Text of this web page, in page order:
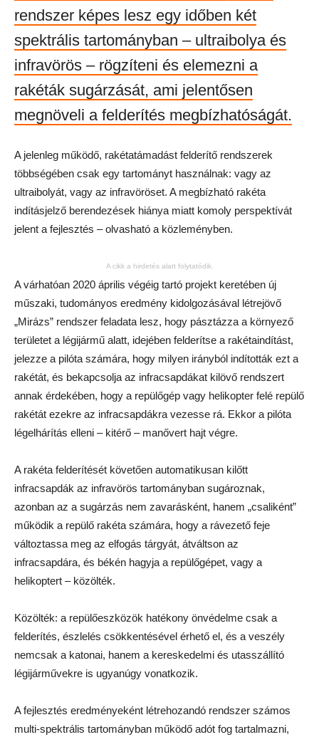
rendszer képes lesz egy időben két
spektrális tartományban – ultraibolya és
infravörös – rögzíteni és elemezni a
rakéták sugárzását, ami jelentősen
megnöveli a felderítés megbízhatóságát.
A jelenleg működő, rakétatámadást felderítő rendszerek
többségében csak egy tartományt használnak: vagy az
ultraibolyát, vagy az infravöröset. A megbízható rakéta
indításjelző berendezések hiánya miatt komoly perspektívát
jelent a fejlesztés – olvasható a közleményben.
A cikk a hirdetés alatt folytatódik.
A várhatóan 2020 április végéig tartó projekt keretében új
műszaki, tudományos eredmény kidolgozásával létrejövő
„Mirázs” rendszer feladata lesz, hogy pásztázza a környező
területet a légijármű alatt, idejében felderítse a rakétaindítást,
jelezze a pilóta számára, hogy milyen irányból indították ezt a
rakétát, és bekapcsolja az infracsapdákat kilövő rendszert
annak érdekében, hogy a repülőgép vagy helikopter felé repülő
rakétát ezekre az infracsapdákra vezesse rá. Ekkor a pilóta
légelhárítás elleni – kitérő – manővert hajt végre.
A rakéta felderítését követően automatikusan kilőtt
infracsapdák az infravörös tartományban sugároznak,
azonban az a sugárzás nem zavarásként, hanem „csaliként”
működik a repülő rakéta számára, hogy a rávezető feje
változtassa meg az elfogás tárgyát, átváltson az
infracsapdára, és békén hagyja a repülőgépet, vagy a
helikoptert – közölték.
Közölték: a repülőeszközök hatékony önvédelme csak a
felderítés, észlelés csökkentésével érhető el, és a veszély
nemcsak a katonai, hanem a kereskedelmi és utasszállító
légijárművekre is ugyanúgy vonatkozik.
A fejlesztés eredményeként létrehozandó rendszer számos
multi-spektrális tartományban működő adót fog tartalmazni,